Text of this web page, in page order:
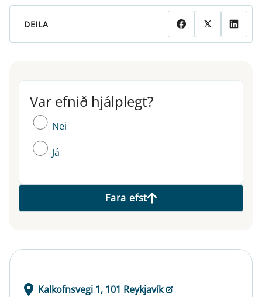
DEILA
Var efnið hjálplegt?
Var efnið hjálplegt?
Nei
Já
Fara efst
Kalkofnsvegi 1, 101 Reykjavík